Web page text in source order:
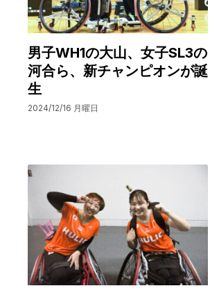
男子WH1の大山、女子SL3の
河合ら、新チャンピオンが誕
生
2024/12/16 月曜日